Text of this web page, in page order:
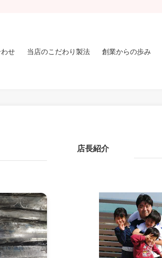
せ 当店のこだわり製法 創業からの歩み
店長紹介